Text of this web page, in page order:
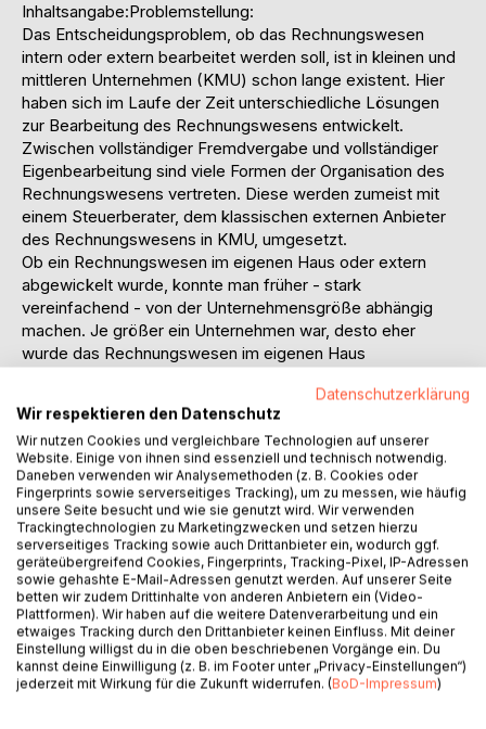
Inhaltsangabe:Problemstellung:
Das Entscheidungsproblem, ob das Rechnungswesen
intern oder extern bearbeitet werden soll, ist in kleinen und
mittleren Unternehmen (KMU) schon lange existent. Hier
haben sich im Laufe der Zeit unterschiedliche Lösungen
zur Bearbeitung des Rechnungswesens entwickelt.
Zwischen vollständiger Fremdvergabe und vollständiger
Eigenbearbeitung sind viele Formen der Organisation des
Rechnungswesens vertreten. Diese werden zumeist mit
einem Steuerberater, dem klassischen externen Anbieter
des Rechnungswesens in KMU, umgesetzt.
Ob ein Rechnungswesen im eigenen Haus oder extern
abgewickelt wurde, konnte man früher - stark
vereinfachend - von der Unternehmensgröße abhängig
machen. Je größer ein Unternehmen war, desto eher
wurde das Rechnungswesen im eigenen Haus
Rechnungswesen wurde und wird allerdings selten durch
Analysen gestützt, sondern insbesondere in durch die
Eigentümer geführten Unternehmen aufgrund der
subjektiven, persönlichen Vorstellungen der
Unternehmensleitung gefällt. Da in KMU die
Unternehmensleitung relativ wenig kaufmännisches Wissen
hat, wird das Rechnungswesen nur als gesetzliche
Notwendigkeit und weniger als unterstützendes Instrument
angesehen. Demzufolge wird diesem Bereich kaum
Beachtung geschenkt und v. a. in kleinen Unternehmen die
Bearbeitung auf den Steuerberater abgeschoben. Andere
Unternehmer möchten grundsätzlich keine Daten aus dem
Haus geben und ziehen deshalb eine vollständige interne
Bearbeitung vor.
Datenschutzerklärung
Wir respektieren den Datenschutz
Wir nutzen Cookies und vergleichbare Technologien auf unserer
Website. Einige von ihnen sind essenziell und technisch notwendig.
Daneben verwenden wir Analysemethoden (z. B. Cookies oder
Fingerprints sowie serverseitiges Tracking), um zu messen, wie häufig
unsere Seite besucht und wie sie genutzt wird. Wir verwenden
Trackingtechnologien zu Marketingzwecken und setzen hierzu
serverseitiges Tracking sowie auch Drittanbieter ein, wodurch ggf.
geräteübergreifend Cookies, Fingerprints, Tracking-Pixel, IP-Adressen
sowie gehashte E-Mail-Adressen genutzt werden. Auf unserer Seite
betten wir zudem Drittinhalte von anderen Anbietern ein (Video-
Plattformen). Wir haben auf die weitere Datenverarbeitung und ein
etwaiges Tracking durch den Drittanbieter keinen Einfluss. Mit deiner
Einstellung willigst du in die oben beschriebenen Vorgänge ein. Du
kannst deine Einwilligung (z. B. im Footer unter „Privacy-Einstellungen“)
jederzeit mit Wirkung für die Zukunft widerrufen. (BoD-Impressum)